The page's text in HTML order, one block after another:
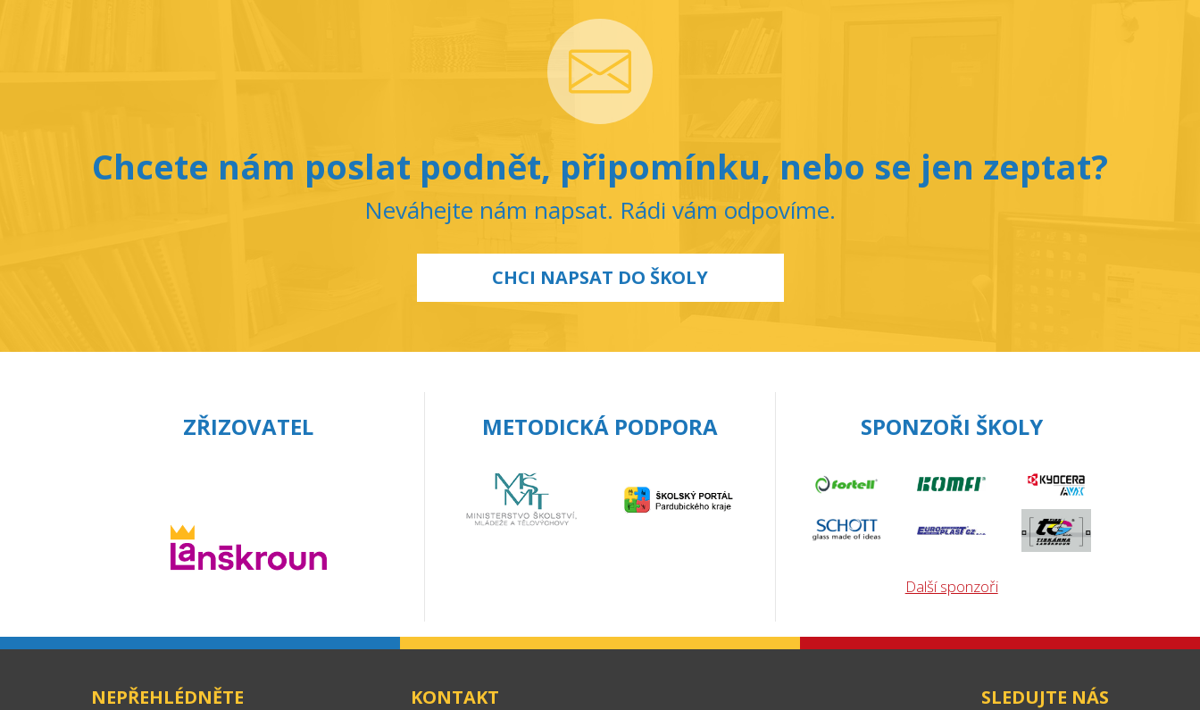
Chcete nám poslat podnět, připomínku, nebo se jen zeptat?
Neváhejte nám napsat. Rádi vám odpovíme.
CHCI NAPSAT DO ŠKOLY
ZŘIZOVATEL METODICKÁ PODPORA SPONZOŘI ŠKOLY
Další sponzoři
NEPŘEHLÉDNĚTE KONTAKT SLEDUJTE NÁS